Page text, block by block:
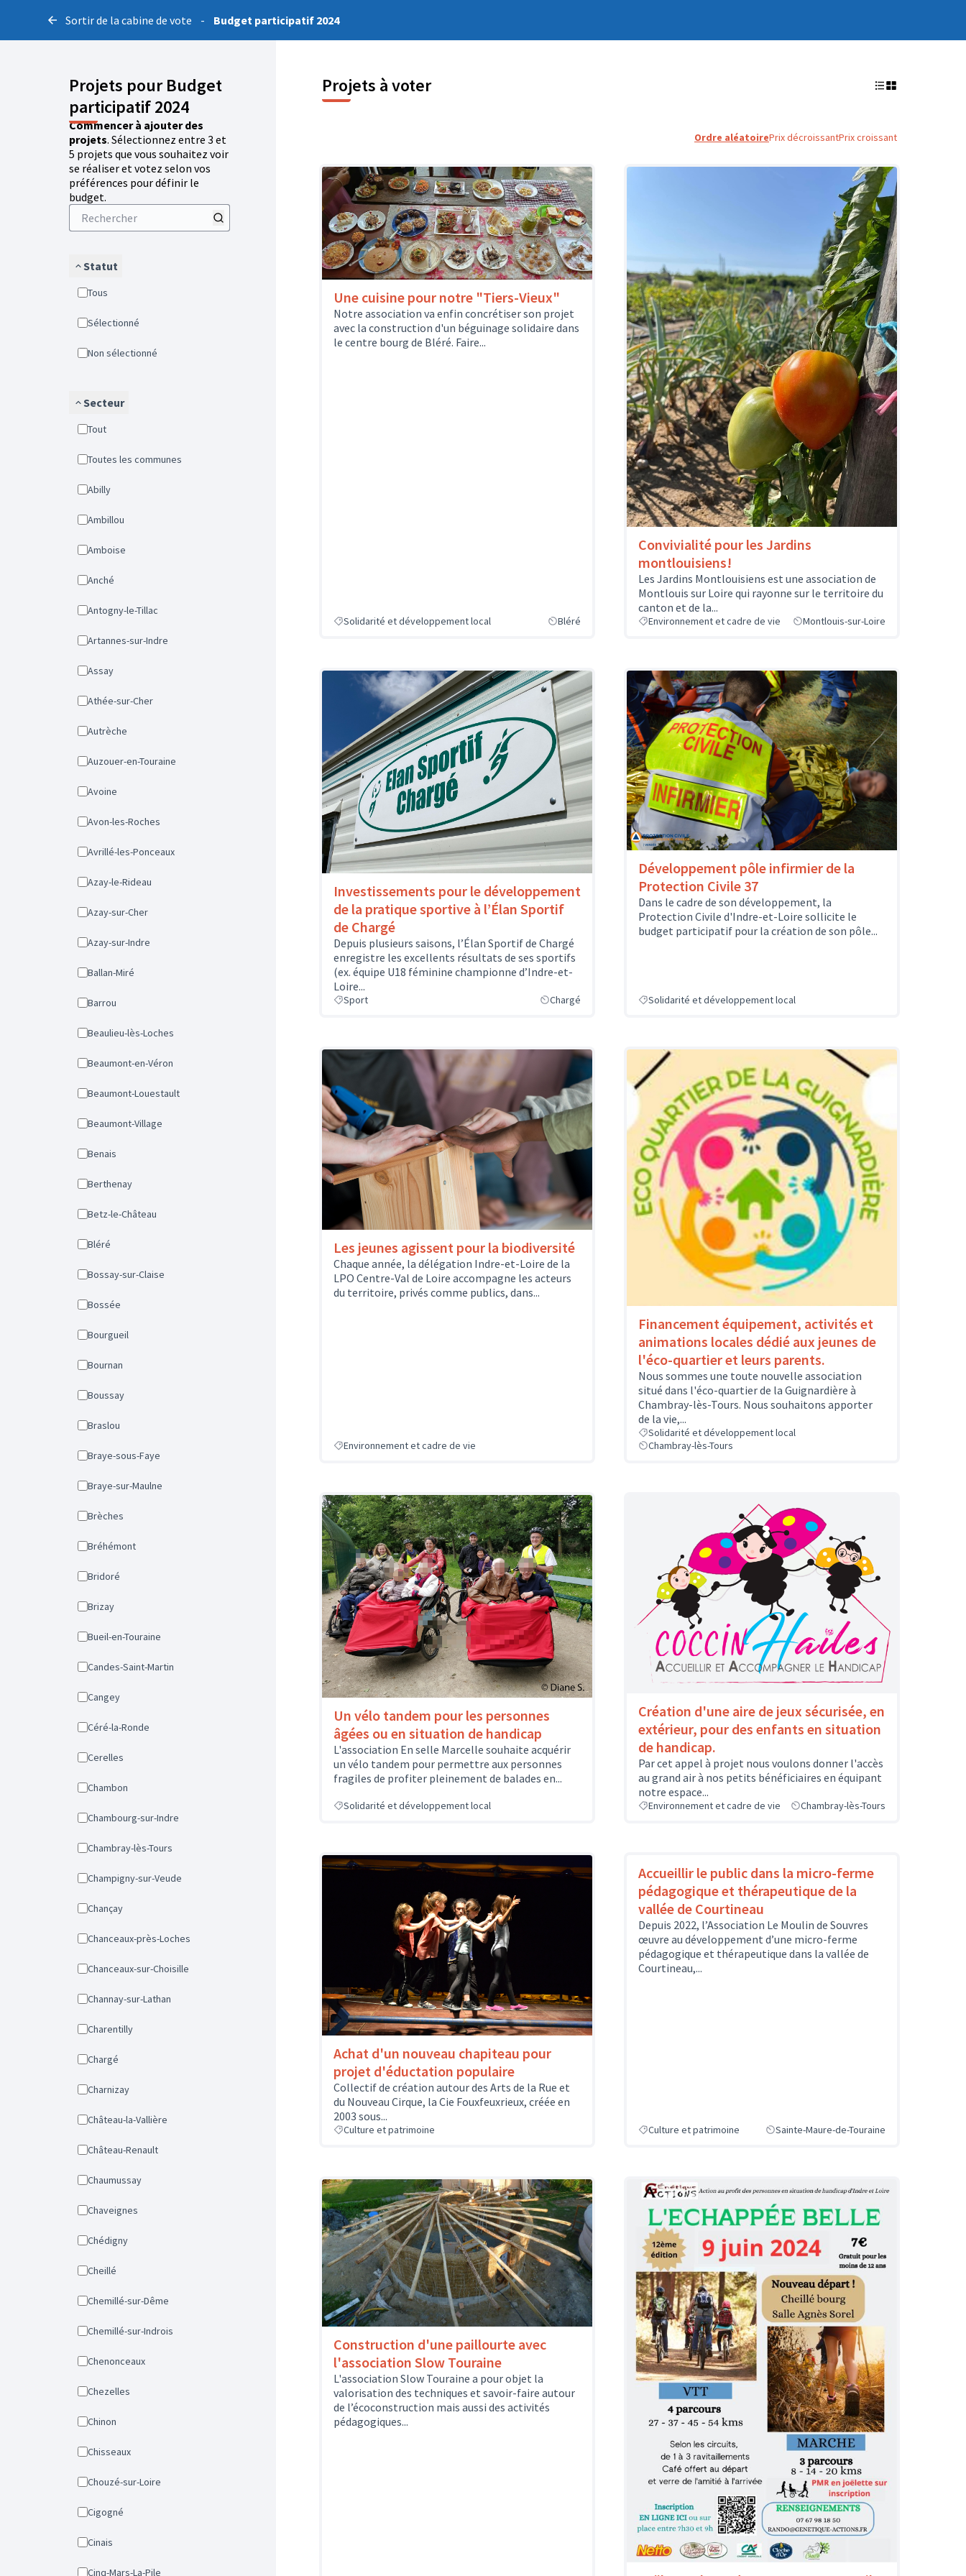
Sortir de la cabine de vote - Budget participatif 2024
Projets pour Budget
participatif 2024
Commencer à ajouter des
projets. Sélectionnez entre 3 et
5 projets que vous souhaitez voir
se réaliser et votez selon vos
préférences pour définir le
budget.
Statut
Tous
Sélectionné
Non sélectionné
Secteur
Tout
Toutes les communes
Abilly
Ambillou
Amboise
Anché
Antogny-le-Tillac
Artannes-sur-Indre
Assay
Athée-sur-Cher
Autrèche
Auzouer-en-Touraine
Avoine
Avon-les-Roches
Avrillé-les-Ponceaux
Azay-le-Rideau
Azay-sur-Cher
Azay-sur-Indre
Ballan-Miré
Barrou
Beaulieu-lès-Loches
Beaumont-en-Véron
Beaumont-Louestault
Beaumont-Village
Benais
Berthenay
Betz-le-Château
Bléré
Bossay-sur-Claise
Bossée
Bourgueil
Bournan
Boussay
Braslou
Braye-sous-Faye
Braye-sur-Maulne
Brèches
Bréhémont
Bridoré
Brizay
Bueil-en-Touraine
Candes-Saint-Martin
Cangey
Céré-la-Ronde
Cerelles
Chambon
Chambourg-sur-Indre
Chambray-lès-Tours
Champigny-sur-Veude
Chançay
Chanceaux-près-Loches
Chanceaux-sur-Choisille
Channay-sur-Lathan
Charentilly
Chargé
Charnizay
Château-la-Vallière
Château-Renault
Chaumussay
Chaveignes
Chédigny
Cheillé
Chemillé-sur-Dême
Chemillé-sur-Indrois
Chenonceaux
Chezelles
Chinon
Chisseaux
Chouzé-sur-Loire
Cigogné
Cinais
Cinq-Mars-La-Pile
Projets à voter
Ordre aléatoirePrix décroissantPrix croissant
Une cuisine pour notre "Tiers-Vieux"
Notre association va enfin concrétiser son projet
avec la construction d'un béguinage solidaire dans
le centre bourg de Bléré. Faire...
Solidarité et développement local Bléré
Convivialité pour les Jardins
montlouisiens!
Les Jardins Montlouisiens est une association de
Montlouis sur Loire qui rayonne sur le territoire du
canton et de la...
Environnement et cadre de vie Montlouis-sur-Loire
Investissements pour le développement
de la pratique sportive à l’Élan Sportif
de Chargé
Depuis plusieurs saisons, l’Élan Sportif de Chargé
enregistre les excellents résultats de ses sportifs
(ex. équipe U18 féminine championne d’Indre-et-
Loire...
Sport Chargé
Développement pôle infirmier de la
Protection Civile 37
Dans le cadre de son développement, la
Protection Civile d'Indre-et-Loire sollicite le
budget participatif pour la création de son pôle...
Solidarité et développement local
Les jeunes agissent pour la biodiversité
Chaque année, la délégation Indre-et-Loire de la
LPO Centre-Val de Loire accompagne les acteurs
du territoire, privés comme publics, dans...
Environnement et cadre de vie
Financement équipement, activités et
animations locales dédié aux jeunes de
l'éco-quartier et leurs parents.
Nous sommes une toute nouvelle association
situé dans l'éco-quartier de la Guignardière à
Chambray-lès-Tours. Nous souhaitons apporter
de la vie,...
Solidarité et développement local
Chambray-lès-Tours
Un vélo tandem pour les personnes
âgées ou en situation de handicap
L'association En selle Marcelle souhaite acquérir
un vélo tandem pour permettre aux personnes
fragiles de profiter pleinement de balades en...
Solidarité et développement local
Création d'une aire de jeux sécurisée, en
extérieur, pour des enfants en situation
de handicap.
Par cet appel à projet nous voulons donner l'accès
au grand air à nos petits bénéficiaires en équipant
notre espace...
Environnement et cadre de vie Chambray-lès-Tours
Achat d'un nouveau chapiteau pour
projet d'éductation populaire
Collectif de création autour des Arts de la Rue et
du Nouveau Cirque, la Cie Fouxfeuxrieux, créée en
2003 sous...
Culture et patrimoine
Accueillir le public dans la micro-ferme
pédagogique et thérapeutique de la
vallée de Courtineau
Depuis 2022, l’Association Le Moulin de Souvres
œuvre au développement d’une micro-ferme
pédagogique et thérapeutique dans la vallée de
Courtineau,...
Culture et patrimoine Sainte-Maure-de-Touraine
Construction d'une paillourte avec
l'association Slow Touraine
L'association Slow Touraine a pour objet la
valorisation des techniques et savoir-faire autour
de l’écoconstruction mais aussi des activités
pédagogiques...